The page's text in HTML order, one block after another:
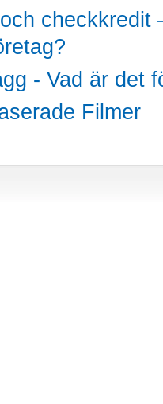
checkkredit
- Vad är det
Filmer